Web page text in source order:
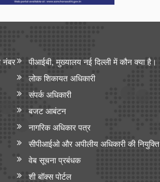
नंबर
पीआईबी, मुख्यालय नई दिल्ली में कौन क्या है।
लोक शिकायत अधिकारी
संपर्क अधिकारी
बजट आबंटन
नागरिक अधिकार पत्र
सीपीआईओ और अपी‍लीय अधिकारी की नियुक्ति
वेब सूचना प्रबंधक
शी बॉक्स पोर्टल